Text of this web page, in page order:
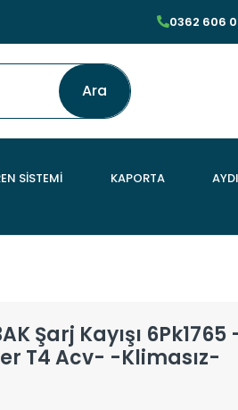
0362 606
Ara
SİSTEMİ KAPORTA
Şarj Kayışı 6Pk1765
T4 Acv- -Klimasız-